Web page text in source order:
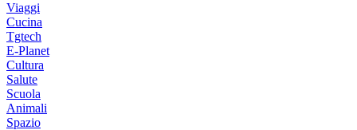
Viaggi
Cucina
Tgtech
E-Planet
Cultura
Salute
Scuola
Animali
Spazio